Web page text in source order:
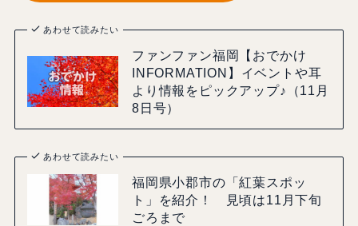
あわせて読みたい
ファンファン福岡【おでかけ
INFORMATION】イベントや耳
より情報をピックアップ♪（11月
8日号）
あわせて読みたい
福岡県小郡市の「紅葉スポッ
ト」を紹介！ 見頃は11月下旬
ごろまで